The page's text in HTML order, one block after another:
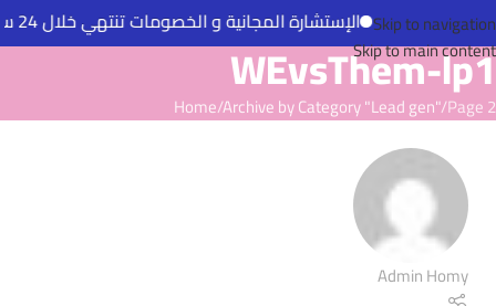
الإستشارة المجانية و الخصومات تنتهي خلال 24 ساعة Skip to navigation
Skip to main content
WEvsThem-lp1
Home Archive by Category "Lead gen" Page 2
Admin Homy